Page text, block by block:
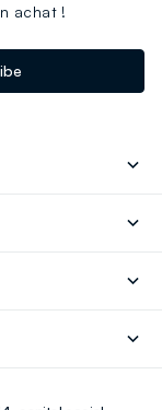
achat !